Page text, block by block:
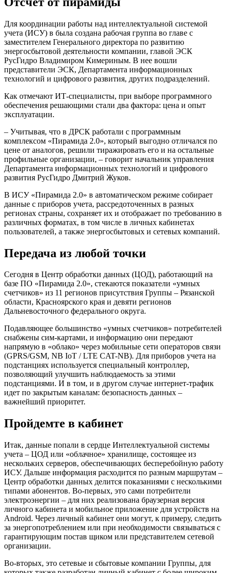
Для координации работы над интеллектуальной системой
учета (ИСУ) в была создана рабочая группа во главе с
заместителем Генерального директора по развитию
энергосбытовой деятельности компании, главой ЭСК
РусГидро Владимиром Кимериным. В нее вошли
представители ЭСК, Департамента информационных
технологий и цифрового развития, других подразделений.
Как отмечают ИТ-специалисты, при выборе программного
обеспечения решающими стали два фактора: цена и опыт
эксплуатации.
– Учитывая, что в ДРСК работали с программным
комплексом «Пирамида 2.0», который выгодно отличался по
цене от аналогов, решили тиражировать его и на остальные
профильные организации, – говорит начальник управления
Департамента информационных технологий и цифрового
развития РусГидро Дмитрий Жуков.
В ИСУ «Пирамида 2.0» в автоматическом режиме собирает
данные с приборов учета, рассредоточенных в разных
регионах страны, сохраняет их и отображает по требованию в
различных форматах, в том числе в личных кабинетах
пользователей, а также энергосбытовых и сетевых компаний.
Передача из любой точки
Сегодня в Центр обработки данных (ЦОД), работающий на
базе ПО «Пирамида 2.0», стекаются показатели «умных
счетчиков» из 11 регионов присутствия Группы – Рязанской
области, Красноярского края и девяти регионов
Дальневосточного федерального округа.
Подавляющее большинство «умных счетчиков» потребителей
снабжены сим-картами, и информацию они передают
напрямую в «облако» через мобильные сети операторов связи
(GPRS/GSM, NB IoT / LTE CAT-NB). Для приборов учета на
подстанциях используется специальный контроллер,
позволяющий улучшить наблюдаемость за этими
подстанциями. И в том, и в другом случае интернет-трафик
идет по закрытым каналам: безопасность данных –
важнейший приоритет.
Пройдемте в кабинет
Итак, данные попали в сердце Интеллектуальной системы
учета – ЦОД или «облачное» хранилище, состоящее из
нескольких серверов, обеспечивающих бесперебойную работу
ИСУ. Дальше информация расходится по разным маршрутам –
Центр обработки данных делится показаниями с несколькими
типами абонентов. Во-первых, это сами потребители
электроэнергии – для них реализована браузерная версия
личного кабинета и мобильное приложение для устройств на
Android. Через личный кабинет они могут, к примеру, следить
за энергопотреблением или при необходимости связываться с
гарантирующим постав щиком или представителем сетевой
организации.
Во-вторых, это сетевые и сбытовые компании Группы, для